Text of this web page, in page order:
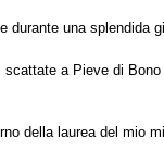
durante una splendida
scattate a Pieve di
della laurea del mio